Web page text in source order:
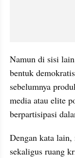
Namun di sisi
bentuk
sebelumnya
media atau elite
berpartisipasi
Dengan kata lain,
sekaligus ruang